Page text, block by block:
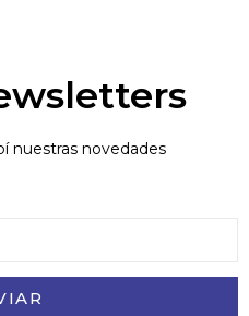
nuestras novedades